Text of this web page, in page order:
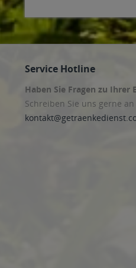
Service Hotline
Haben Sie Fragen zu Ihrer
Schreiben Sie uns gerne an